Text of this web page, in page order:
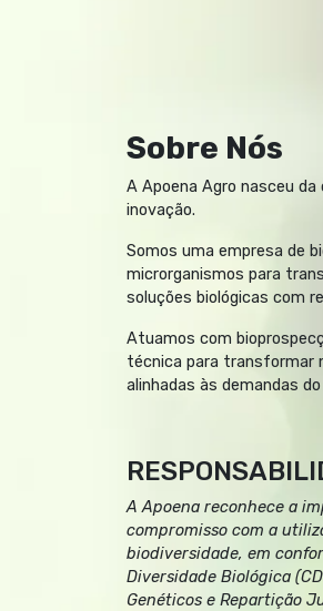
Sobre Nós
A Apoena Agro nasceu
inovação. ​
Somos uma empresa de
microrganismos para
soluções biológicas com
Atuamos com
técnica para transformar
alinhadas às demandas
A Apoena reconhece a
compromisso com a
biodiversidade, em
Diversidade Biológica
Genéticos e Repartição